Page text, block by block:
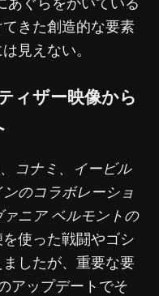
きた創造的な要素
見えない。
ィザー映像から
、コナミ、イービル
のコラボレーショ
ニア ベルモントの
使った戦闘やゴシ
したが、重要な要
アップデートでそ